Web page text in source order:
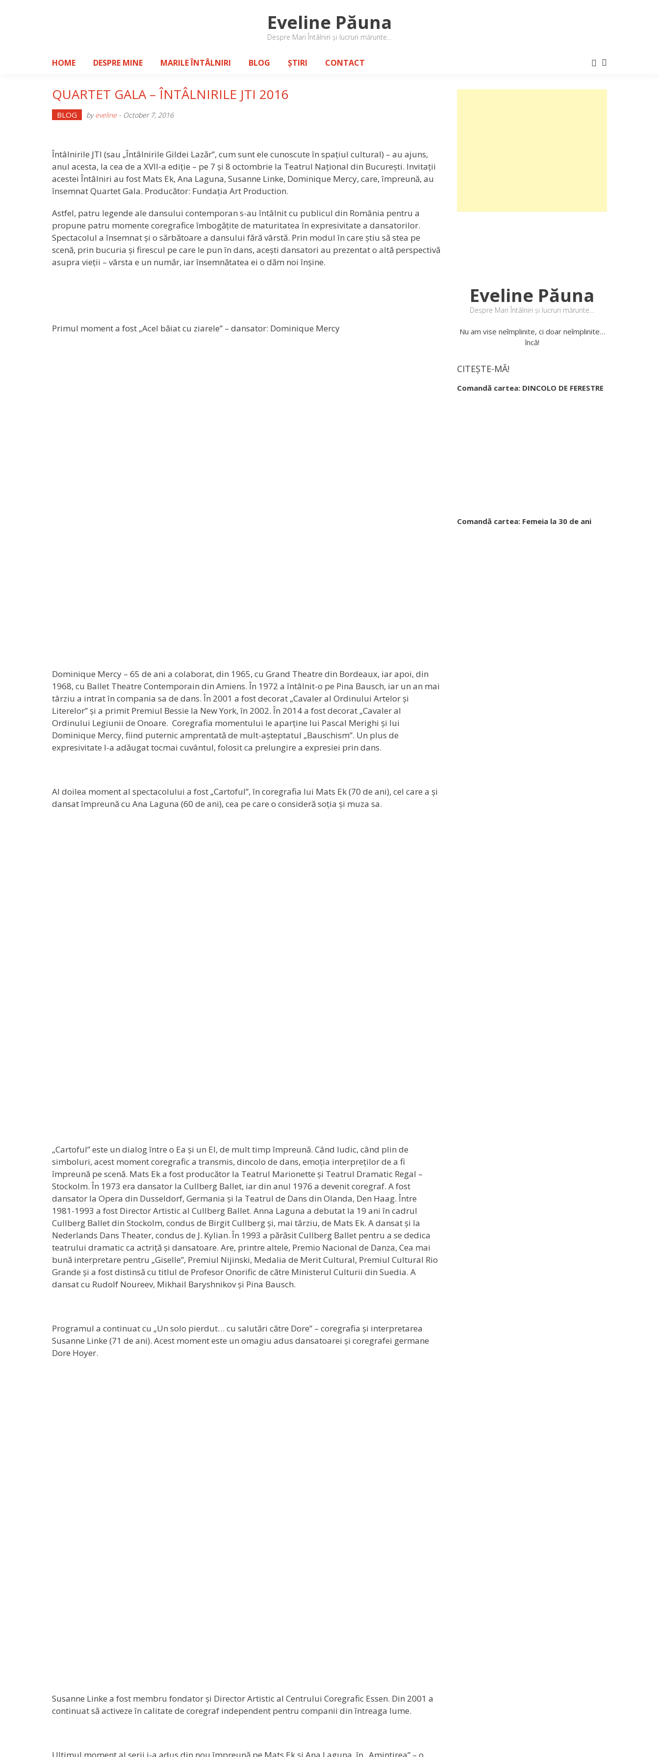
Eveline Păuna
Despre Mari Întâlniri și lucruri mărunte…
HOME DESPRE MINE MARILE ÎNTÂLNIRI BLOG ȘTIRI CONTACT
QUARTET GALA – ÎNTÂLNIRILE JTI 2016
BLOG byeveline - October 7, 2016
Întâlnirile JTI (sau „Întâlnirile Gildei Lazăr”, cum sunt ele cunoscute în spațiul cultural) – au ajuns,
anul acesta, la cea de a XVII-a ediție – pe 7 și 8 octombrie la Teatrul Național din București. Invitații
acestei Întâlniri au fost Mats Ek, Ana Laguna, Susanne Linke, Dominique Mercy, care, împreună, au
însemnat Quartet Gala. Producător: Fundația Art Production.
Astfel, patru legende ale dansului contemporan s-au întâlnit cu publicul din România pentru a
propune patru momente coregrafice îmbogățite de maturitatea în expresivitate a dansatorilor.
Spectacolul a însemnat și o sărbătoare a dansului fără vârstă. Prin modul în care știu să stea pe
scenă, prin bucuria și firescul pe care le pun în dans, acești dansatori au prezentat o altă perspectivă
asupra vieții – vârsta e un număr, iar însemnătatea ei o dăm noi înșine.
Primul moment a fost „Acel băiat cu ziarele” – dansator: Dominique Mercy
Dominique Mercy – 65 de ani a colaborat, din 1965, cu Grand Theatre din Bordeaux, iar apoi, din
1968, cu Ballet Theatre Contemporain din Amiens. În 1972 a întâlnit-o pe Pina Bausch, iar un an mai
târziu a intrat în compania sa de dans. În 2001 a fost decorat „Cavaler al Ordinului Artelor și
Literelor” și a primit Premiul Bessie la New York, în 2002. În 2014 a fost decorat „Cavaler al
Ordinului Legiunii de Onoare. Coregrafia momentului le aparține lui Pascal Merighi și lui
Dominique Mercy, fiind puternic amprentată de mult-așteptatul „Bauschism”. Un plus de
expresivitate l-a adăugat tocmai cuvântul, folosit ca prelungire a expresiei prin dans.
Al doilea moment al spectacolului a fost „Cartoful”, în coregrafia lui Mats Ek (70 de ani), cel care a și
dansat împreună cu Ana Laguna (60 de ani), cea pe care o consideră soția și muza sa.
„Cartoful” este un dialog între o Ea și un El, de mult timp împreună. Când ludic, când plin de
simboluri, acest moment coregrafic a transmis, dincolo de dans, emoția interpreților de a fi
împreună pe scenă. Mats Ek a fost producător la Teatrul Marionette și Teatrul Dramatic Regal –
Stockolm. În 1973 era dansator la Cullberg Ballet, iar din anul 1976 a devenit coregraf. A fost
dansator la Opera din Dusseldorf, Germania și la Teatrul de Dans din Olanda, Den Haag. Între
1981-1993 a fost Director Artistic al Cullberg Ballet. Anna Laguna a debutat la 19 ani în cadrul
Cullberg Ballet din Stockolm, condus de Birgit Cullberg și, mai târziu, de Mats Ek. A dansat și la
Nederlands Dans Theater, condus de J. Kylian. În 1993 a părăsit Cullberg Ballet pentru a se dedica
teatrului dramatic ca actriță și dansatoare. Are, printre altele, Premio Nacional de Danza, Cea mai
bună interpretare pentru „Giselle”, Premiul Nijinski, Medalia de Merit Cultural, Premiul Cultural Rio
Grande și a fost distinsă cu titlul de Profesor Onorific de către Ministerul Culturii din Suedia. A
dansat cu Rudolf Noureev, Mikhail Baryshnikov și Pina Bausch.
Programul a continuat cu „Un solo pierdut… cu salutări către Dore” – coregrafia și interpretarea
Susanne Linke (71 de ani). Acest moment este un omagiu adus dansatoarei și coregrafei germane
Dore Hoyer.
Susanne Linke a fost membru fondator și Director Artistic al Centrului Coregrafic Essen. Din 2001 a
continuat să activeze în calitate de coregraf independent pentru companii din întreaga lume.
Eveline Păuna
Despre Mari Întâlniri și lucruri mărunte…
Nu am vise neîmplinite, ci doar neîmplinite…
încă!
CITEȘTE-MĂ!
Comandă cartea: DINCOLO DE FERESTRE
Comandă cartea: Femeia la 30 de ani